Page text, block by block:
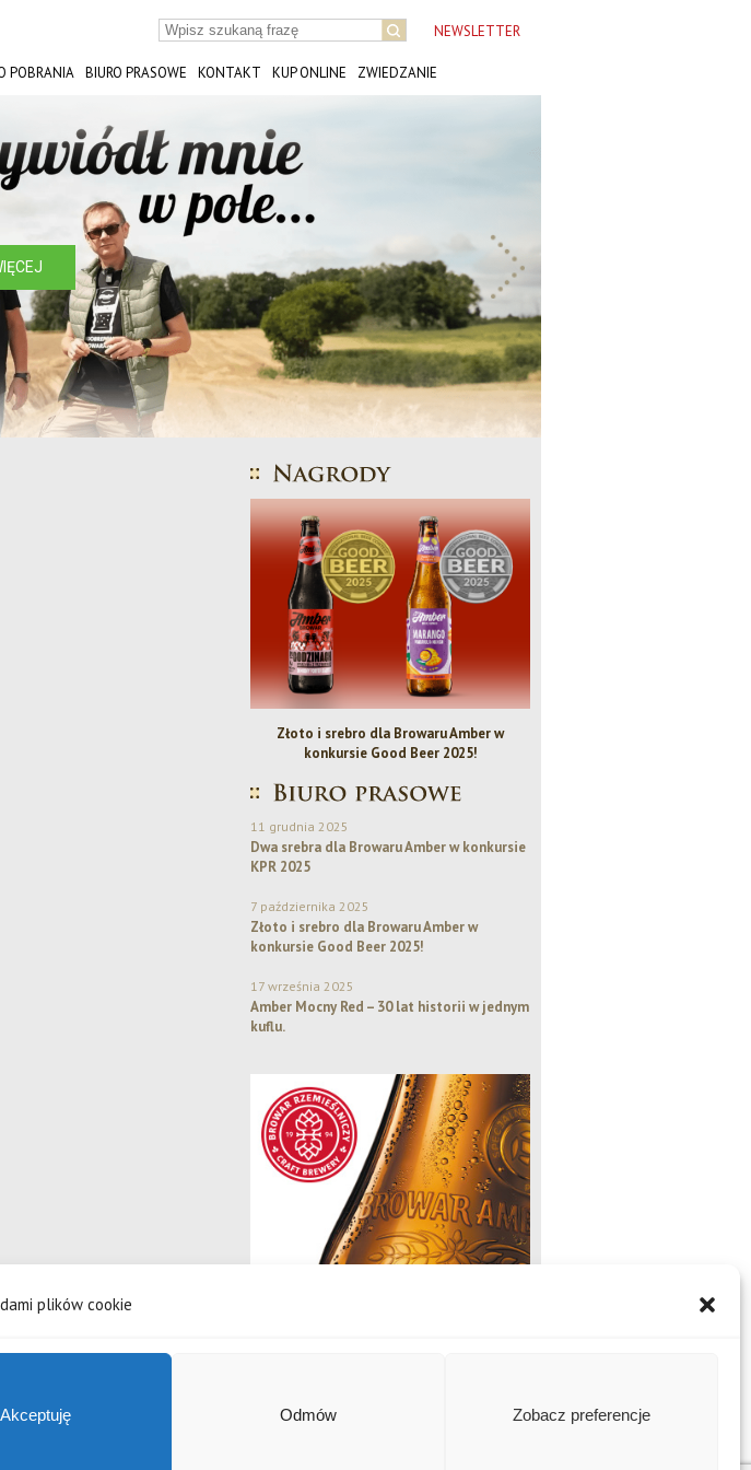
plików cookie
Akceptuję Odmów Zobacz preferencje
NEWSLETTER
POBRANIA BIURO PRASOWE KONTAKT KUP ONLINE ZWIEDZANIE
Złoto i srebro dla Browaru Amber w
konkursie Good Beer 2025!
11 grudnia 2025
Dwa srebra dla Browaru Amber w konkursie
KPR 2025
7 października 2025
Złoto i srebro dla Browaru Amber w
konkursie Good Beer 2025!
17 września 2025
Amber Mocny Red – 30 lat historii w jednym
kuflu.
Pszeniczniak, Johannes, APA, Czarny Bez, Chilli, Amber Naturalny, Amber